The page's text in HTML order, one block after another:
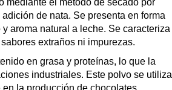
mediante el método de secado por
de nata. Se presenta en forma
aroma natural a leche. Se caracteriza
extraños ni impurezas.
en grasa y proteínas, lo que la
industriales. Este polvo se utiliza
la producción de chocolates,